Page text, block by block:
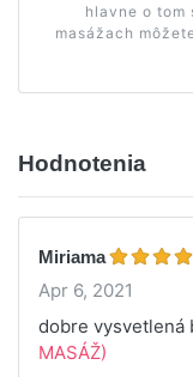
hlavne o tom
masážach
Hodnotenia
Miriama
Apr 6, 2021
dobre vysvetlená
MASÁŽ)